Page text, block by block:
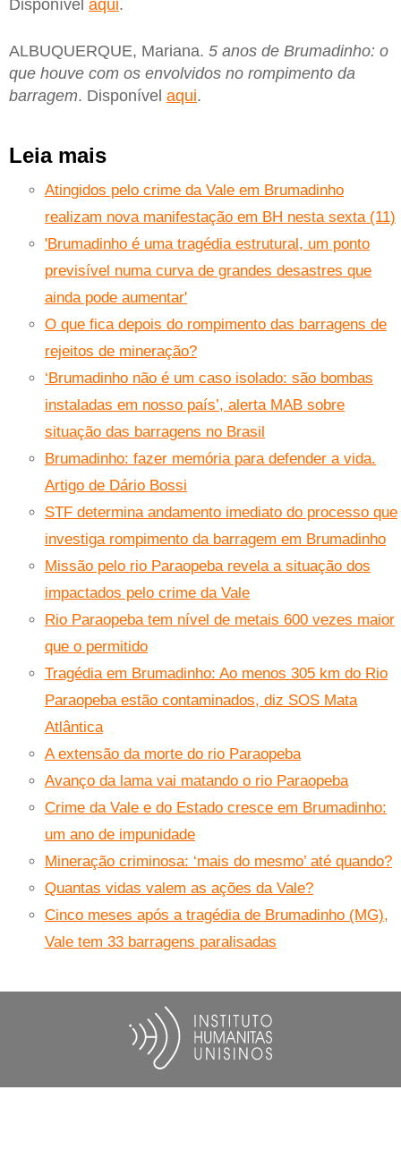
Disponível aqui.
ALBUQUERQUE, Mariana. 5 anos de Brumadinho: o
que houve com os envolvidos no rompimento da
barragem. Disponível aqui.
Leia mais
Atingidos pelo crime da Vale em Brumadinho
realizam nova manifestação em BH nesta sexta (11)
'Brumadinho é uma tragédia estrutural, um ponto
previsível numa curva de grandes desastres que
ainda pode aumentar'
O que fica depois do rompimento das barragens de
rejeitos de mineração?
‘Brumadinho não é um caso isolado: são bombas
instaladas em nosso país’, alerta MAB sobre
situação das barragens no Brasil
Brumadinho: fazer memória para defender a vida.
Artigo de Dário Bossi
STF determina andamento imediato do processo que
investiga rompimento da barragem em Brumadinho
Missão pelo rio Paraopeba revela a situação dos
impactados pelo crime da Vale
Rio Paraopeba tem nível de metais 600 vezes maior
que o permitido
Tragédia em Brumadinho: Ao menos 305 km do Rio
Paraopeba estão contaminados, diz SOS Mata
Atlântica
A extensão da morte do rio Paraopeba
Avanço da lama vai matando o rio Paraopeba
Crime da Vale e do Estado cresce em Brumadinho:
um ano de impunidade
Mineração criminosa: ‘mais do mesmo’ até quando?
Quantas vidas valem as ações da Vale?
Cinco meses após a tragédia de Brumadinho (MG),
Vale tem 33 barragens paralisadas